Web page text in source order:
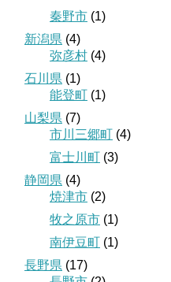
秦野市 (1)
新潟県 (4)
弥彦村 (4)
石川県 (1)
能登町
(1)
山梨県 (7)
市川三郷町
(4)
富士川町
(3)
静岡県 (4)
焼津市 (2)
牧之原市 (1)
南伊豆町
(1)
長野県 (17)